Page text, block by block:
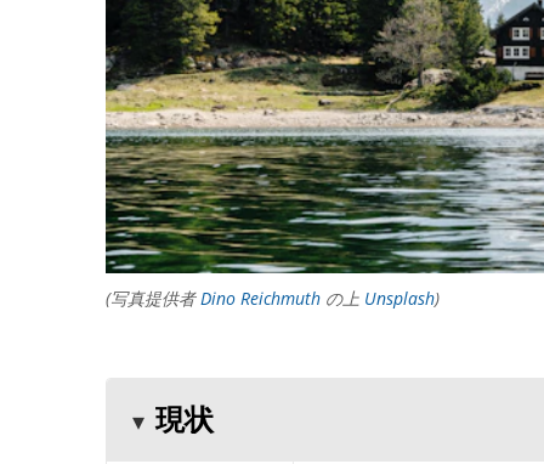
(写真提供者Dino Reichmuth の上 Unsplash)
現状